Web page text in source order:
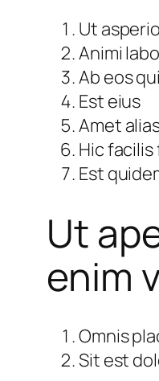
Ut
Animi
Ab eos
Est eius
Amet
Hic
Est
Ut
enim
Omnis
Sit est